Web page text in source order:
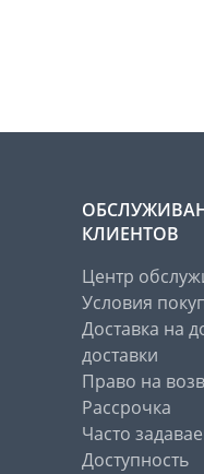
КЛИЕНТОВ
Центр
Условия
Доставка на
доставки
Право на
Рассрочка
Часто
Доступность